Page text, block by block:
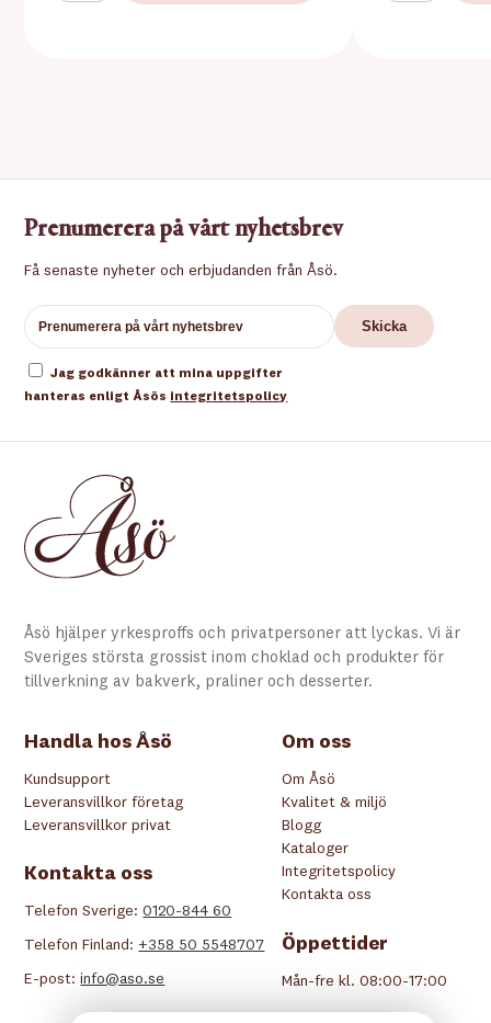
Prenumerera på vårt nyhetsbrev
Få senaste nyheter och erbjudanden från Åsö.
Jag godkänner att mina uppgifter
hanteras enligt Åsös integritetspolicy
Åsö hjälper yrkesproffs och privatpersoner att lyckas. Vi är
Sveriges största grossist inom choklad och produkter för
tillverkning av bakverk, praliner och desserter.
Om oss
Om Åsö
Kvalitet & miljö
Blogg
Kataloger
Integritetspolicy
Kontakta oss
Öppettider
Mån-fre kl. 08:00-17:00
Handla hos Åsö
Kundsupport
Leveransvillkor företag
Leveransvillkor privat
Kontakta oss
Telefon Sverige:0120-844 60
Telefon Finland: +358 50 5548707
E-post:info@aso.se